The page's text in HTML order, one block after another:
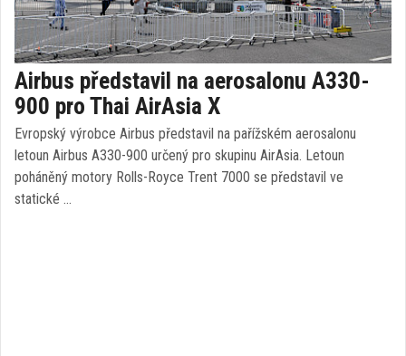
Airbus představil na aerosalonu A330-
900 pro Thai AirAsia X
Evropský výrobce Airbus představil na pařížském aerosalonu
letoun Airbus A330-900 určený pro skupinu AirAsia. Letoun
poháněný motory Rolls-Royce Trent 7000 se představil ve
statické …